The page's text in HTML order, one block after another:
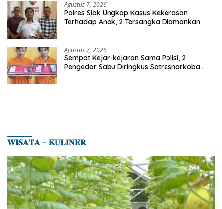
Agustus 7, 2026
Polres Siak Ungkap Kasus Kekerasan
Terhadap Anak, 2 Tersangka Diamankan
Agustus 7, 2026
Sempat Kejar-kejaran Sama Polisi, 2
Pengedar Sabu Diringkus Satresnarkoba
𝐖𝐈𝐒𝐀𝐓𝐀 – 𝐊𝐔𝐋𝐈𝐍𝐄𝐑